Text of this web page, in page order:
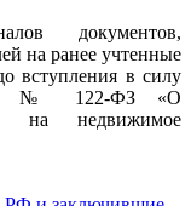
документов,
на ранее учтенные
вступления в силу
№ 122-ФЗ «О
на недвижимое